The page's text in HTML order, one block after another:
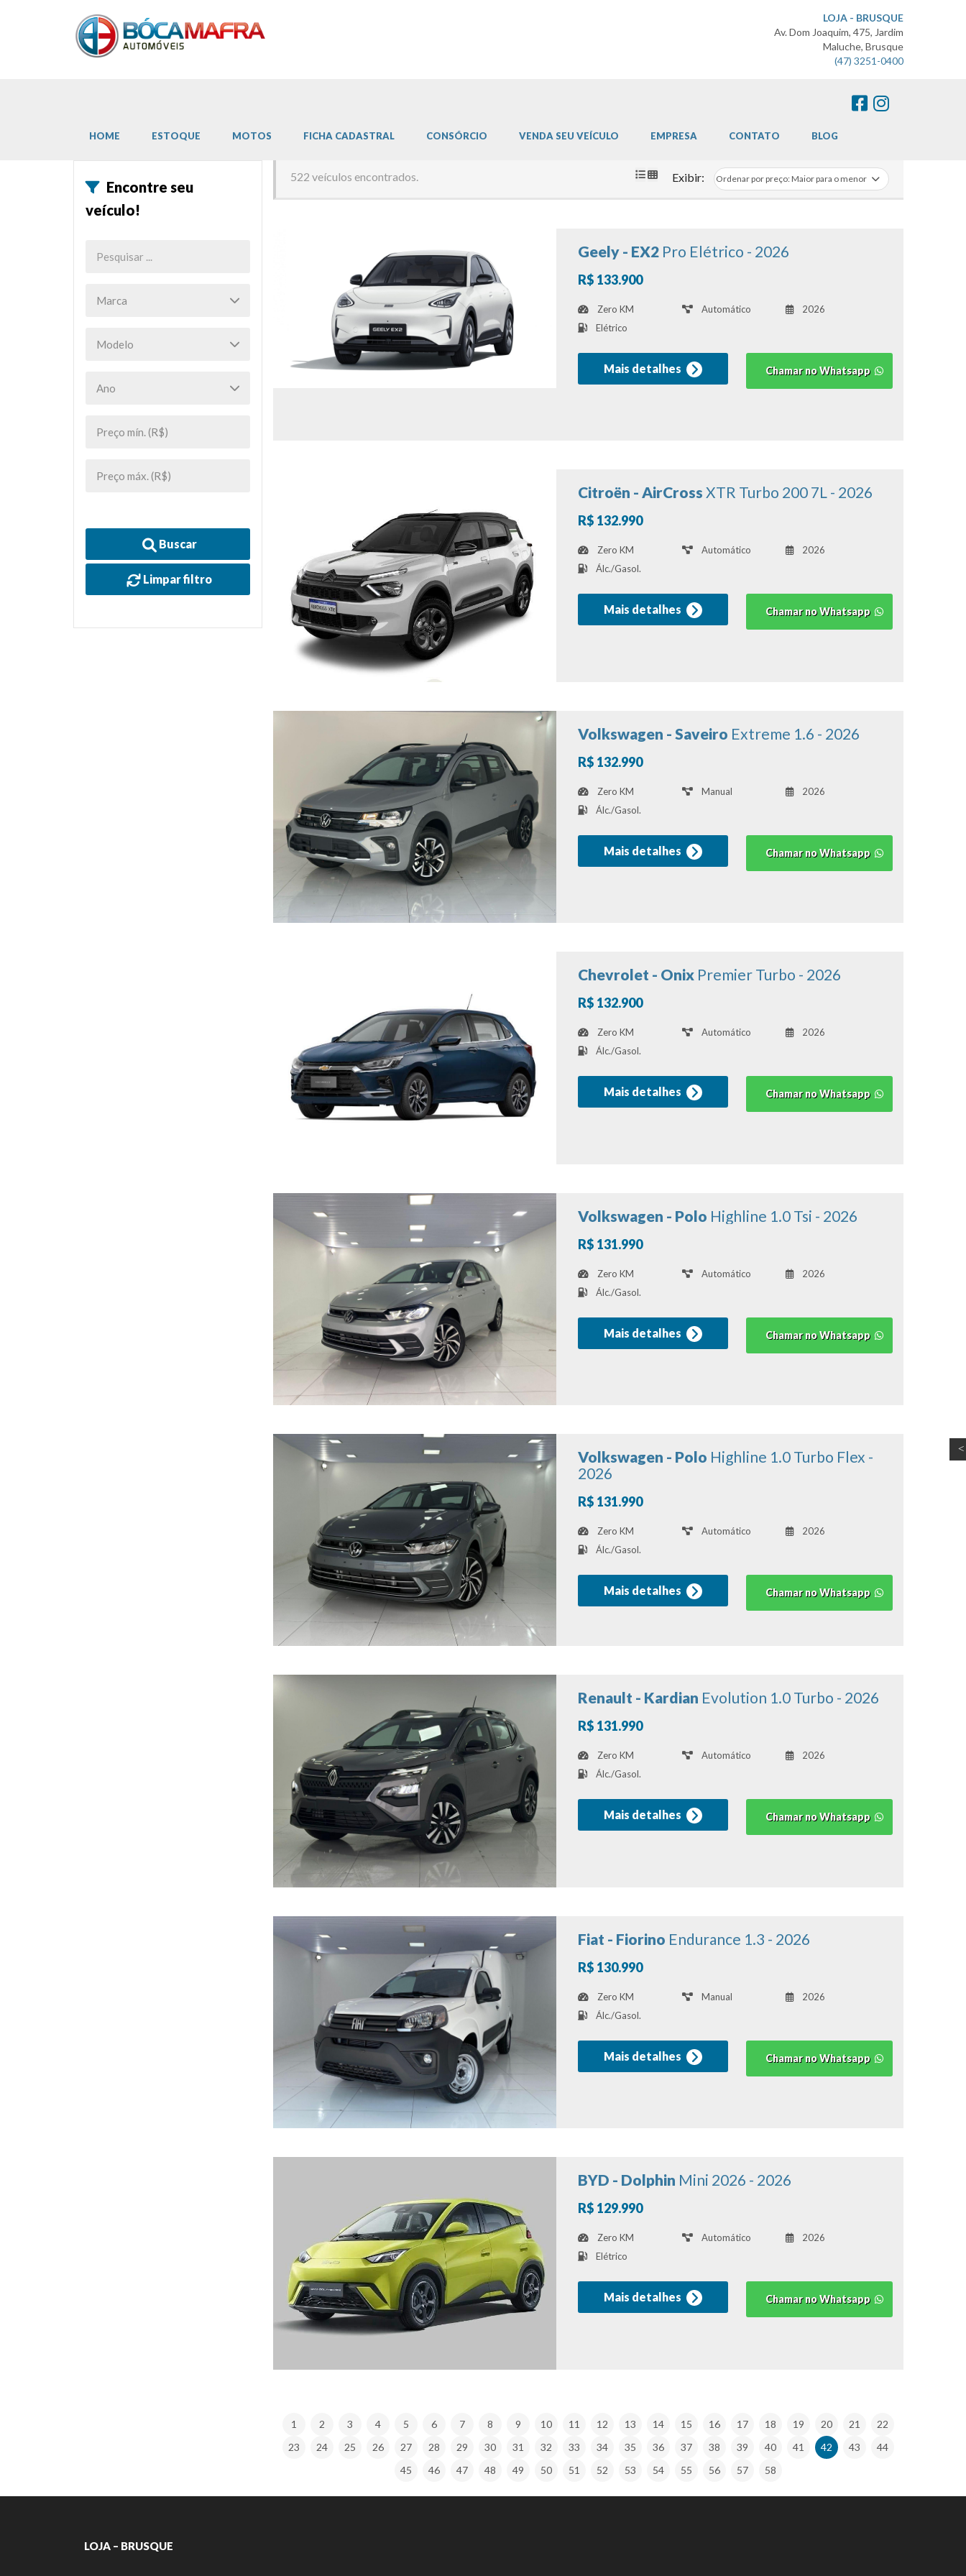
LOJA - BRUSQUE
Av. Dom Joaquim, 475, Jardim
Maluche, Brusque
(47) 3251-0400
HOME ESTOQUE MOTOS FICHA CADASTRAL CONSÓRCIO VENDA SEU VEÍCULO EMPRESA CONTATO BLOG
522 veículos encontrados. Exibir:
Geely - EX2 Pro Elétrico - 2026
R$ 133.900
Zero KM Automático
2026
Elétrico
Mais detalhes Chamar no Whatsapp
Citroën - AirCross XTR Turbo 200 7L - 2026
R$ 132.990
Zero KM Automático
2026
Álc./Gasol.
Mais detalhes Chamar no Whatsapp
Volkswagen - Saveiro Extreme 1.6 - 2026
R$ 132.990
Zero KM Manual
2026
Álc./Gasol.
Mais detalhes Chamar no Whatsapp
Chevrolet - Onix Premier Turbo - 2026
R$ 132.900
Zero KM Automático
2026
Álc./Gasol.
Mais detalhes Chamar no Whatsapp
Volkswagen - Polo Highline 1.0 Tsi - 2026
R$ 131.990
Zero KM Automático
2026
Álc./Gasol.
Mais detalhes Chamar no Whatsapp
Volkswagen - Polo Highline 1.0 Turbo Flex -
2026
R$ 131.990
Zero KM Automático
2026
Álc./Gasol.
Mais detalhes Chamar no Whatsapp
Renault - Kardian Evolution 1.0 Turbo - 2026
R$ 131.990
Zero KM Automático
2026
Álc./Gasol.
Mais detalhes Chamar no Whatsapp
Fiat - Fiorino Endurance 1.3 - 2026
R$ 130.990
Zero KM Manual
2026
Álc./Gasol.
Mais detalhes Chamar no Whatsapp
BYD - Dolphin Mini 2026 - 2026
R$ 129.990
Zero KM Automático
2026
Elétrico
Mais detalhes Chamar no Whatsapp
1 2 3 4 5 6 7 8 9 10 11 12 13 14 15 16 17 18 19 20 21
22
23
24 25 26 27 28 29 30 31 32 33 34 35 36 37 38 39 40 41 42 43
44
45
46 47 48 49 50 51 52 53 54 55 56 57 58
Encontre seu
veículo!
Buscar
Limpar filtro
LOJA – BRUSQUE